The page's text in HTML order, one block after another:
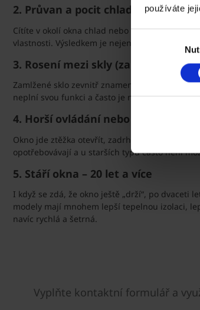
používáte
2. Průvan a pocit chladu
Cítíte v okolí okna chlad nebo průvan, i když
vlastnosti. Výsledkem je nejen diskomfort, ale i
3. Rosení mezi skly (zamlžené
Zamlžené sklo zevnitř znamená, že došlo k
neplní svou funkci a často je nutná výměna
4. Horší ovládání nebo úplná
Okno jde ztěžka otevřít, zadrhává se, nelze jej
opotřebovávají a u starších typů často není
5. Stáří okna – 20 let a více
I když se zdá, že okno ještě „drží“, po dvaceti
modely mají mnohem lepší tepelnou izolaci,
navíc rychlá a šetrná.
Vyplňte kontaktní formulář a